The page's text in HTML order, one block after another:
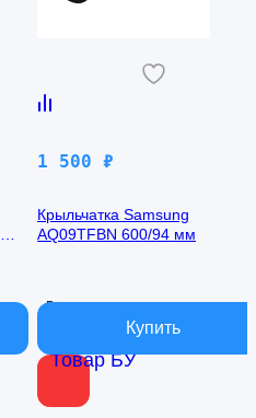
Товар БУ
1 500 ₽
Крыльчатка Samsung
AQ09TFBN 600/94 мм
В наличии